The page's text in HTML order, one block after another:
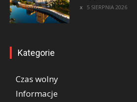
5 SIERPNIA 2026
Kategorie
Czas wolny
Informacje